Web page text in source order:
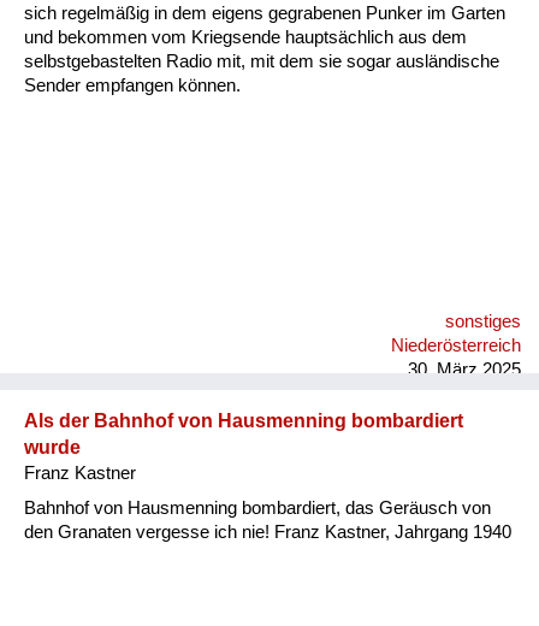
sich regelmäßig in dem eigens gegrabenen Punker im Garten
und bekommen vom Kriegsende hauptsächlich aus dem
selbstgebastelten Radio mit, mit dem sie sogar ausländische
Sender empfangen können.
sonstiges
Niederösterreich
30. März 2025
Als der Bahnhof von Hausmenning bombardiert
wurde
Franz Kastner
Bahnhof von Hausmenning bombardiert, das Geräusch von
den Granaten vergesse ich nie! Franz Kastner, Jahrgang 1940